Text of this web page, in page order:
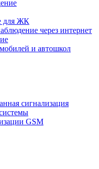
для ЖК
через интернет
и автошкол
сигнализация
GSM